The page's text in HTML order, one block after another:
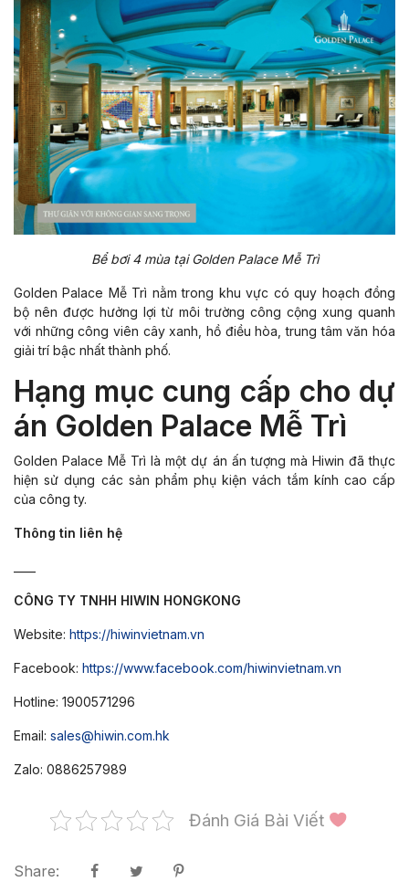
Bể bơi 4 mùa tại Golden Palace Mễ Trì
Golden Palace Mễ Trì nằm trong khu vực có quy hoạch đồng
bộ nên được hưởng lợi từ môi trường công cộng xung quanh
với những công viên cây xanh, hồ điều hòa, trung tâm văn hóa
giải trí bậc nhất thành phố.
Hạng mục cung cấp cho dự
án Golden Palace Mễ Trì
Golden Palace Mễ Trì là một dự án ấn tượng mà Hiwin đã thực
hiện sử dụng các sản phẩm phụ kiện vách tắm kính cao cấp
của công ty.
Thông tin liên hệ
CÔNG TY TNHH HIWIN HONGKONG
Website: https://hiwinvietnam.vn
Facebook: https://www.facebook.com/hiwinvietnam.vn
Hotline: 1900571296
Email: sales@hiwin.com.hk
Zalo: 0886257989
Đánh Giá Bài Viết
Share: